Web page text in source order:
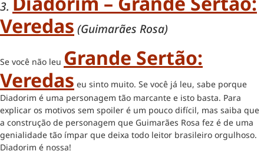
3.
Veredas (Guimarães Rosa)
Se você não leu Grande Sertão:
Veredas eu sinto muito. Se você já leu, sabe porque
Diadorim é uma personagem tão marcante e isto basta. Para
explicar os motivos sem spoiler é um pouco difícil, mas saiba que
a construção de personagem que Guimarães Rosa fez é de uma
genialidade tão ímpar que deixa todo leitor brasileiro orgulhoso.
Diadorim é nossa!